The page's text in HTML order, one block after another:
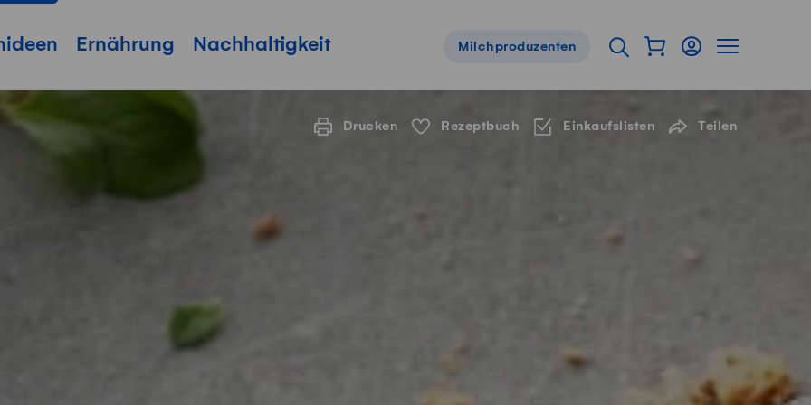
Ernährung Nachhaltigkeit
Servicenavigation
Milchproduzenten Suche öffnen
Warenkorb als
Login
Drucken Rezeptbuch Einkaufslisten Teilen